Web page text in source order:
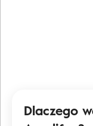
Dlaczego